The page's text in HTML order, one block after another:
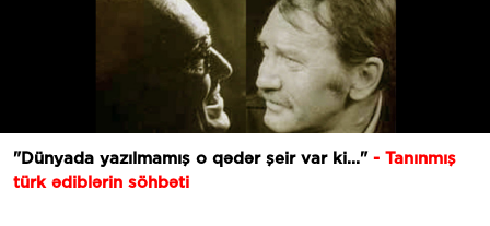
"Dünyada yazılmamış o qədər şeir var ki..." - Tanınmış
türk ədiblərin söhbəti